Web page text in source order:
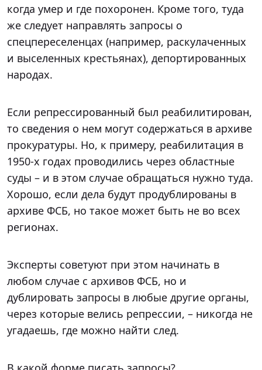
когда умер и где похоронен. Кроме того, туда
же следует направлять запросы о
спецпереселенцах (например, раскулаченных
и выселенных крестьянах), депортированных
народах.
Если репрессированный был реабилитирован,
то сведения о нем могут содержаться в архиве
прокуратуры. Но, к примеру, реабилитация в
1950-х годах проводились через областные
суды – и в этом случае обращаться нужно туда.
Хорошо, если дела будут продублированы в
архиве ФСБ, но такое может быть не во всех
регионах.
Эксперты советуют при этом начинать в
любом случае с архивов ФСБ, но и
дублировать запросы в любые другие органы,
через которые велись репрессии, – никогда не
угадаешь, где можно найти след.